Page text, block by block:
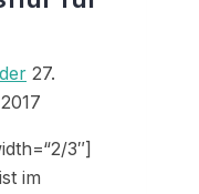
27.
3″]
im